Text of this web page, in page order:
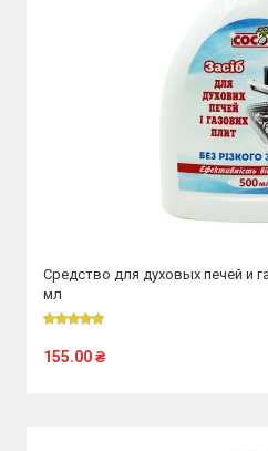
Средство для духовых печей и
мл
155.00₴